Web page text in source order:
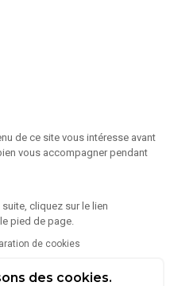
de ce site vous intéresse avant
vous accompagner pendant
cliquez sur le lien
pied de page.
de cookies
des cookies.
sur le bien
paris 75004